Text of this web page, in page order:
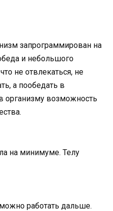
запрограммирован на
и небольшого
не отвлекаться, не
а пообедать в
организму возможность
на минимуме. Телу
работать дальше.